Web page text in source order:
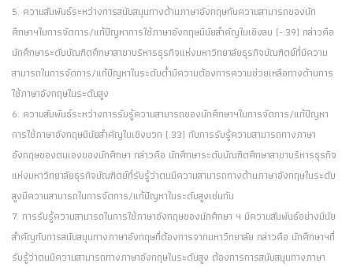
5. ความสัมพันธ์ระหว่างการสนับสนุนทางด้านภาษาอังกฤษกับความสามารถของนัก
ศึกษาฯในการจัดการ/แก้ปัญหาการใช้ภาษาอังกฤษมีนัยสำคัญในเชิงลบ (-.39) กล่าวคือ
นักศึกษาระดับบัณฑิตศึกษาสาขาบริหารธุรกิจแห่งมหาวิทยาลัยธุรกิจบัณฑิตย์ที่มีความ
สามารถในการจัดการ/แก้ปัญหาในระดับต่ำมีความต้องการความช่วยเหลือทางด้านการ
ใช้ภาษาอังกฤษในระดับสูง
6. ความสัมพันธ์ระหว่างการรับรู้ความสามารถของนักศึกษาฯในการจัดการ/แก้ปัญหา
การใช้ภาษาอังกฤษมีนัยสำคัญในเชิงบวก (.33) กับการรับรู้ความสามารถทางภาษา
อังกฤษของตนเองของนักศึกษา กล่าวคือ นักศึกษาระดับบัณฑิตศึกษาสาขาบริหารธุรกิจ
แห่งมหาวิทยาลัยธุรกิจบัณฑิตย์ที่รับรู้ว่าตนมีความสามารถทางด้านภาษาอังกฤษในระดับ
สูงมีความสามารถในการจัดการ/แก้ปัญหาในระดับสูงเช่นกัน
7. การรับรู้ความสามารถในการใช้ภาษาอังกฤษของนักศึกษา ฯ มีความสัมพันธ์อย่างมีนัย
สำคัญกับการสนับสนุนทางภาษาอังกฤษที่ต้องการจากมหาวิทยาลัย กล่าวคือ นักศึกษาฯที่
รับรู้ว่าตนมีความสามารถทางภาษาอังกฤษในระดับสูง ต้องการการสนับสนุนทางภาษา